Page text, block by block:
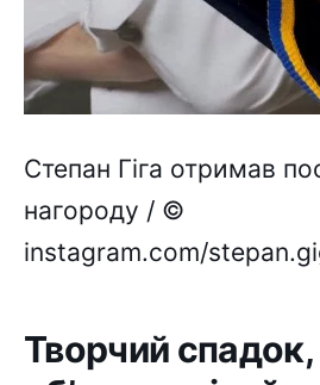
Степан Гіга отримав
нагороду / ©
instagram.com/
Творчий